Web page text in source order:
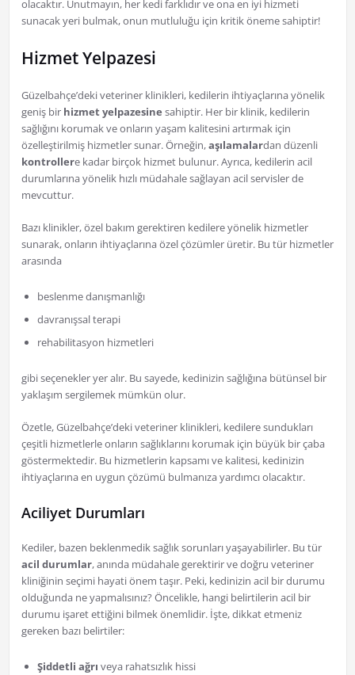
olacaktır. Unutmayın, her kedi farklıdır ve ona en iyi hizmeti
sunacak yeri bulmak, onun mutluluğu için kritik öneme sahiptir!
Hizmet Yelpazesi
Güzelbahçe’deki veteriner klinikleri, kedilerin ihtiyaçlarına yönelik
geniş bir hizmet yelpazesine sahiptir. Her bir klinik, kedilerin
sağlığını korumak ve onların yaşam kalitesini artırmak için
özelleştirilmiş hizmetler sunar. Örneğin,aşılamalardan düzenli
kontrollere kadar birçok hizmet bulunur. Ayrıca, kedilerin acil
durumlarına yönelik hızlı müdahale sağlayan acil servisler de
mevcuttur.
Bazı klinikler, özel bakım gerektiren kedilere yönelik hizmetler
sunarak, onların ihtiyaçlarına özel çözümler üretir. Bu tür hizmetler
arasında
beslenme danışmanlığı
davranışsal terapi
rehabilitasyon hizmetleri
gibi seçenekler yer alır. Bu sayede, kedinizin sağlığına bütünsel bir
yaklaşım sergilemek mümkün olur.
Özetle, Güzelbahçe’deki veteriner klinikleri, kedilere sundukları
çeşitli hizmetlerle onların sağlıklarını korumak için büyük bir çaba
göstermektedir. Bu hizmetlerin kapsamı ve kalitesi, kedinizin
ihtiyaçlarına en uygun çözümü bulmanıza yardımcı olacaktır.
Aciliyet Durumları
Kediler, bazen beklenmedik sağlık sorunları yaşayabilirler. Bu tür
acil durumlar, anında müdahale gerektirir ve doğru veteriner
kliniğinin seçimi hayati önem taşır. Peki, kedinizin acil bir durumu
olduğunda ne yapmalısınız? Öncelikle, hangi belirtilerin acil bir
durumu işaret ettiğini bilmek önemlidir. İşte, dikkat etmeniz
gereken bazı belirtiler:
Şiddetli ağrı veya rahatsızlık hissi